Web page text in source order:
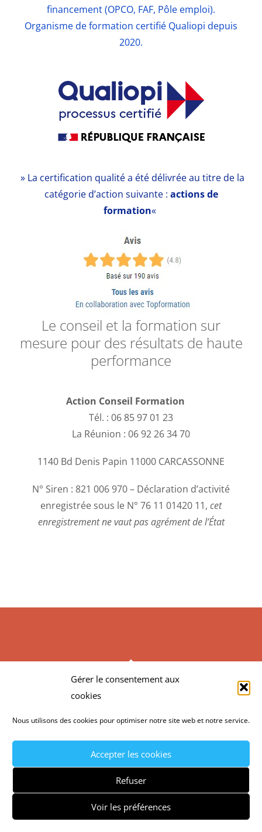
Gérer le consentement aux
cookies
Nous utilisons des cookies pour optimiser notre site web et notre service.
Accepter les cookies
Refuser
Voir les préférences
financement (OPCO, FAF, Pôle emploi).
Organisme de formation certifié Qualiopi depuis
2020.
» La certification qualité a été délivrée au titre de la
catégorie d’action suivante : actions de
formation«
Le conseil et la formation sur
mesure pour des résultats de haute
performance
Action Conseil Formation
Tél. : 06 85 97 01 23
La Réunion : 06 92 26 34 70
1140 Bd Denis Papin 11000 CARCASSONNE
N° Siren : 821 006 970 – Déclaration d’activité
enregistrée sous le N° 76 11 01420 11, cet
enregistrement ne vaut pas agrément de l’État
TO
ACTION CONSEIL FORMATION
Action Conseil Formation
MENTIONS LÉGALES CGV
CONFIDENTIALITÉ
CONTACT
RECRUTEMENT
NEWSLETTER